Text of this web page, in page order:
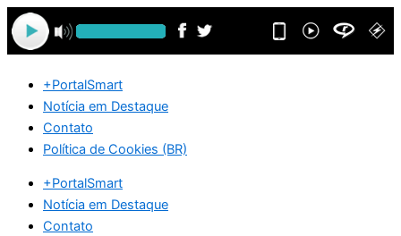
Ir
para
o
+PortalSmart
Notícia em Destaque
Contato
Política de Cookies (BR)
+PortalSmart
Notícia em Destaque
Contato